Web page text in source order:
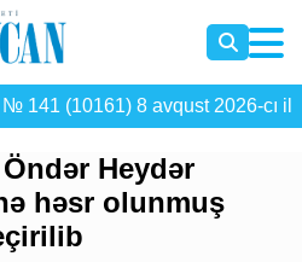
№ 141 (10161) 8 avqust 2026-cı il
Heydər
həsr olunmuş